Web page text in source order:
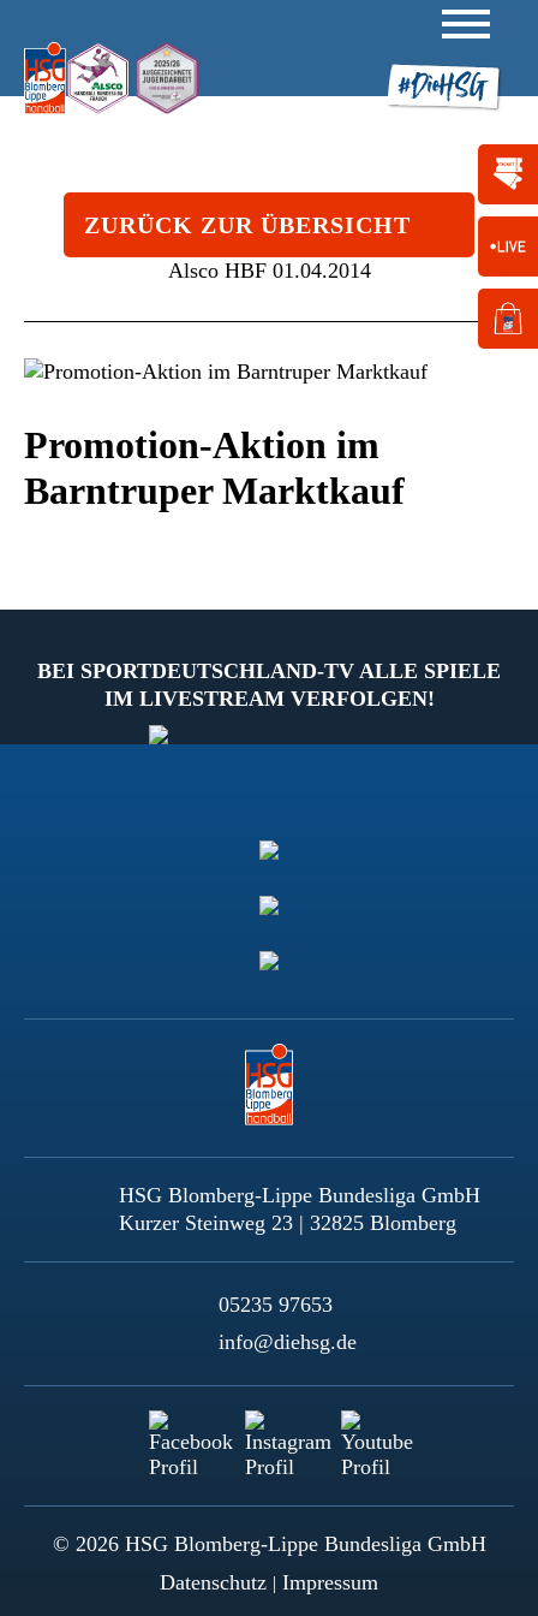
ZURÜCK ZUR ÜBERSICHT
Alsco HBF 01.04.2014
Promotion-Aktion im
Barntruper Marktkauf
BEI SPORTDEUTSCHLAND-TV ALLE SPIELE
IM LIVESTREAM VERFOLGEN!
HSG Blomberg-Lippe Bundesliga GmbH
Kurzer Steinweg 23 | 32825 Blomberg
05235 97653
info@diehsg.de
© 2026 HSG Blomberg-Lippe Bundesliga GmbH
Datenschutz
Impressum